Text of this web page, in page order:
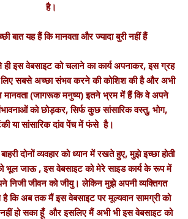
है।
बात यह हैं कि मानवता और ज्यादा बुरी नहीं हैं
इस वेबसाइट को चलाने का कार्य अपनाकर, इस ग्रह
सबसे अच्छा संभव करने की कोशिश की है और अभी
मानवता (जागरूक मनुष्य) इतने भ्रम में हैं कि वे अपने
को छोड़कर, सिर्फ कुछ सांसारिक वस्तु, भोग,
या सांसारिक दांव पेंच में फंसे है।
दोनों व्यवहार को ध्यान में रखते हुए, मुझे इच्छा होती
भूल जाऊ , इस वेबसाइट को मेरे साइड कार्य के रूप में
जीवन को जीयु। लेकिन मुझे अपनी व्यक्तिगत
कि अब तक मैं इस वेबसाइट पर मूल्यवान सामग्री को
हो सका हूँ और इसलिए मैं अभी भी इस वेबसाइट को